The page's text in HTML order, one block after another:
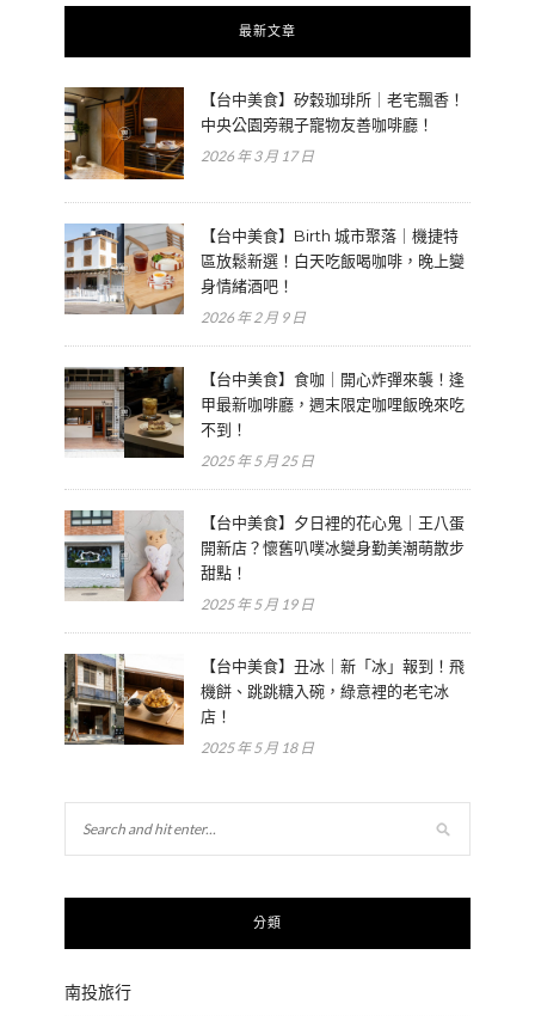
最新文章
【台中美食】矽穀珈琲所｜老宅飄香！
中央公園旁親子寵物友善咖啡廳！
2026 年 3 月 17 日
【台中美食】Birth 城市聚落｜機捷特
區放鬆新選！白天吃飯喝咖啡，晚上變
身情緒酒吧！
2026 年 2 月 9 日
【台中美食】食咖｜開心炸彈來襲！逢
甲最新咖啡廳，週末限定咖哩飯晚來吃
不到！
2025 年 5 月 25 日
【台中美食】夕日裡的花心鬼｜王八蛋
開新店？懷舊叭噗冰變身勤美潮萌散步
甜點！
2025 年 5 月 19 日
【台中美食】丑冰｜新「冰」報到！飛
機餅、跳跳糖入碗，綠意裡的老宅冰
店！
2025 年 5 月 18 日
分類
南投旅行